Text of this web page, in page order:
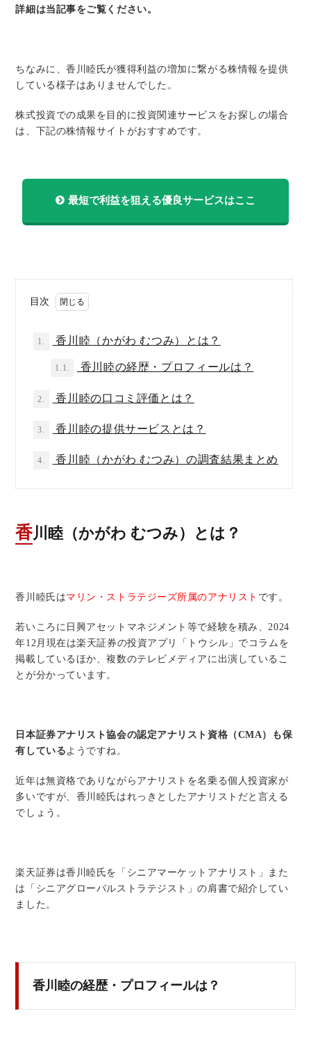
詳細は当記事をご覧ください。
ちなみに、香川睦氏が獲得利益の増加に繋がる株情報を提供
している様子はありませんでした。
株式投資での成果を目的に投資関連サービスをお探しの場合
は、下記の株情報サイトがおすすめです。
最短で利益を狙える優良サービスはここ
目次
1. 香川睦（かがわ むつみ）とは？
1.1. 香川睦の経歴・プロフィールは？
2. 香川睦の口コミ評価とは？
3. 香川睦の提供サービスとは？
4. 香川睦（かがわ むつみ）の調査結果まとめ
香川睦（かがわ むつみ）とは？
香川睦氏はマリン・ストラテジーズ所属のアナリスト です。
若いころに日興アセットマネジメント等で経験を積み、2024
年12月現在は楽天証券の投資アプリ「トウシル」でコラムを
掲載しているほか、複数のテレビメディアに出演しているこ
とが分かっています。
日本証券アナリスト協会の認定アナリスト資格（CMA）も保
有している ようですね。
近年は無資格でありながらアナリストを名乗る個人投資家が
多いですが、香川睦氏はれっきとしたアナリストだと言える
でしょう。
楽天証券は香川睦氏を「シニアマーケットアナリスト」また
は「シニアグローバルストラテジスト」の肩書で紹介してい
ました。
香川睦の経歴・プロフィールは？